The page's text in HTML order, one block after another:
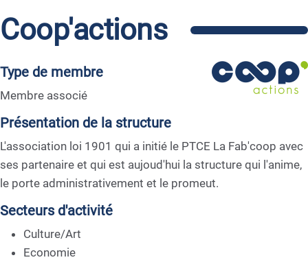
Coop'actions
Type de membre
Membre associé
Présentation de la structure
L'association loi 1901 qui a initié le PTCE La Fab'coop avec
ses partenaire et qui est aujoud'hui la structure qui l'anime,
le porte administrativement et le promeut.
Secteurs d'activité
Culture/Art
Economie